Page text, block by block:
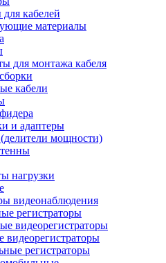
кабелей
материалы
для монтажа кабеля
кабели
и адаптеры
мощности)
нагрузки
видеонаблюдения
регистраторы
видеорегистраторы
видеорегистраторы
регистраторы